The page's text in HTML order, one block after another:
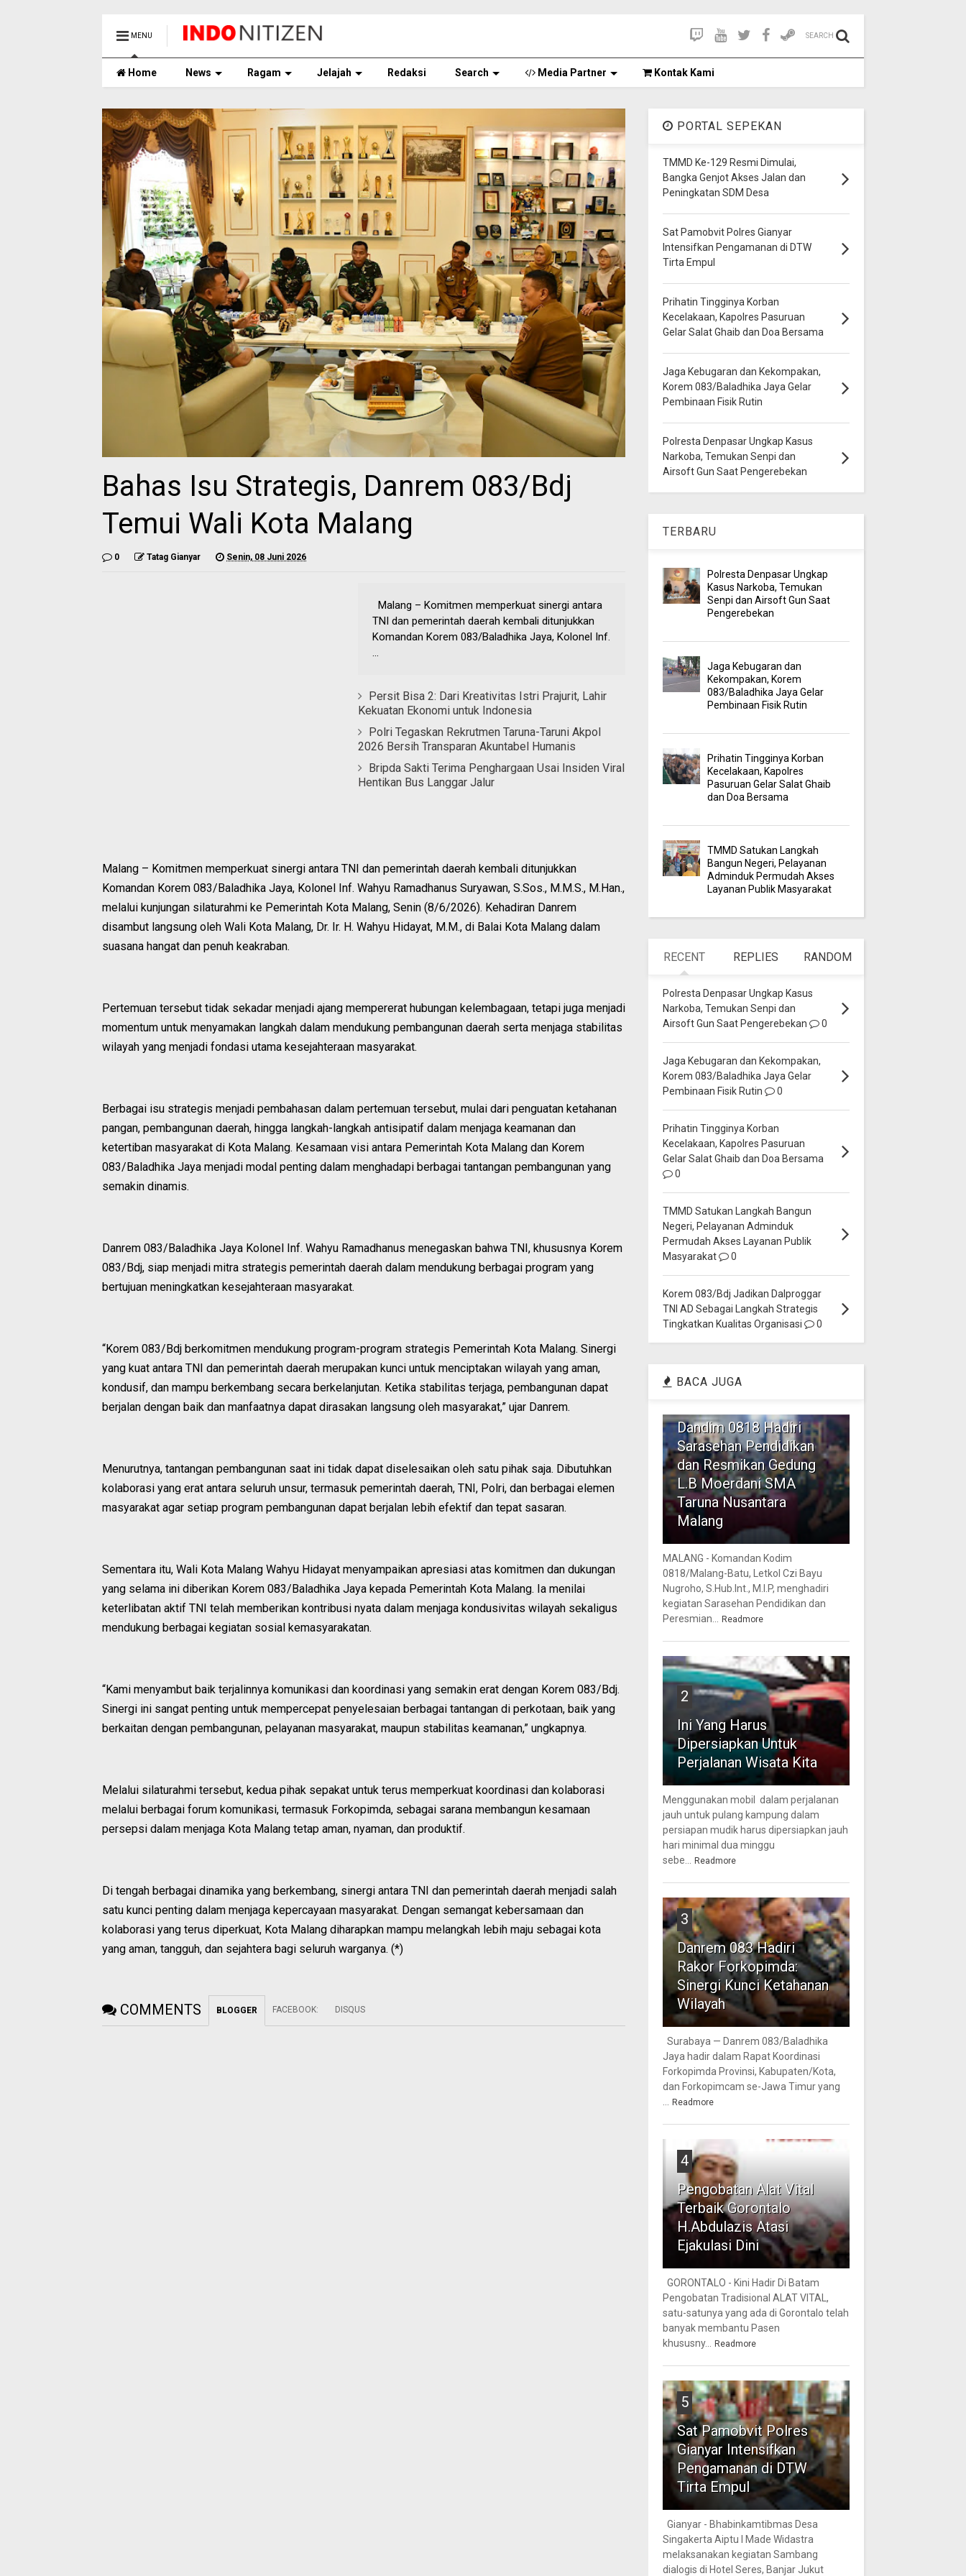
MENU SEARCH
Home News Ragam Jelajah Redaksi Search Media Partner Kontak Kami
Bahas Isu Strategis, Danrem 083/Bdj
Temui Wali Kota Malang
0 Tatag Gianyar Senin, 08 Juni 2026
Malang – Komitmen memperkuat sinergi antara
TNI dan pemerintah daerah kembali ditunjukkan
Komandan Korem 083/Baladhika Jaya, Kolonel Inf.
Persit Bisa 2: Dari Kreativitas Istri Prajurit, Lahir
Kekuatan Ekonomi untuk Indonesia
Polri Tegaskan Rekrutmen Taruna-Taruni Akpol
2026 Bersih Transparan Akuntabel Humanis
Bripda Sakti Terima Penghargaan Usai Insiden Viral
Hentikan Bus Langgar Jalur
Malang – Komitmen memperkuat sinergi antara TNI dan pemerintah daerah kembali ditunjukkan
Komandan Korem 083/Baladhika Jaya, Kolonel Inf. Wahyu Ramadhanus Suryawan, S.Sos., M.M.S., M.Han.,
melalui kunjungan silaturahmi ke Pemerintah Kota Malang, Senin (8/6/2026). Kehadiran Danrem
disambut langsung oleh Wali Kota Malang, Dr. Ir. H. Wahyu Hidayat, M.M., di Balai Kota Malang dalam
suasana hangat dan penuh keakraban.
Pertemuan tersebut tidak sekadar menjadi ajang mempererat hubungan kelembagaan, tetapi juga menjadi
momentum untuk menyamakan langkah dalam mendukung pembangunan daerah serta menjaga stabilitas
wilayah yang menjadi fondasi utama kesejahteraan masyarakat.
Berbagai isu strategis menjadi pembahasan dalam pertemuan tersebut, mulai dari penguatan ketahanan
pangan, pembangunan daerah, hingga langkah-langkah antisipatif dalam menjaga keamanan dan
ketertiban masyarakat di Kota Malang. Kesamaan visi antara Pemerintah Kota Malang dan Korem
083/Baladhika Jaya menjadi modal penting dalam menghadapi berbagai tantangan pembangunan yang
semakin dinamis.
Danrem 083/Baladhika Jaya Kolonel Inf. Wahyu Ramadhanus menegaskan bahwa TNI, khususnya Korem
083/Bdj, siap menjadi mitra strategis pemerintah daerah dalam mendukung berbagai program yang
bertujuan meningkatkan kesejahteraan masyarakat.
“Korem 083/Bdj berkomitmen mendukung program-program strategis Pemerintah Kota Malang. Sinergi
yang kuat antara TNI dan pemerintah daerah merupakan kunci untuk menciptakan wilayah yang aman,
kondusif, dan mampu berkembang secara berkelanjutan. Ketika stabilitas terjaga, pembangunan dapat
berjalan dengan baik dan manfaatnya dapat dirasakan langsung oleh masyarakat,” ujar Danrem.
Menurutnya, tantangan pembangunan saat ini tidak dapat diselesaikan oleh satu pihak saja. Dibutuhkan
kolaborasi yang erat antara seluruh unsur, termasuk pemerintah daerah, TNI, Polri, dan berbagai elemen
masyarakat agar setiap program pembangunan dapat berjalan lebih efektif dan tepat sasaran.
Sementara itu, Wali Kota Malang Wahyu Hidayat menyampaikan apresiasi atas komitmen dan dukungan
yang selama ini diberikan Korem 083/Baladhika Jaya kepada Pemerintah Kota Malang. Ia menilai
keterlibatan aktif TNI telah memberikan kontribusi nyata dalam menjaga kondusivitas wilayah sekaligus
mendukung berbagai kegiatan sosial kemasyarakatan.
“Kami menyambut baik terjalinnya komunikasi dan koordinasi yang semakin erat dengan Korem 083/Bdj.
Sinergi ini sangat penting untuk mempercepat penyelesaian berbagai tantangan di perkotaan, baik yang
berkaitan dengan pembangunan, pelayanan masyarakat, maupun stabilitas keamanan,” ungkapnya.
Melalui silaturahmi tersebut, kedua pihak sepakat untuk terus memperkuat koordinasi dan kolaborasi
melalui berbagai forum komunikasi, termasuk Forkopimda, sebagai sarana membangun kesamaan
persepsi dalam menjaga Kota Malang tetap aman, nyaman, dan produktif.
Di tengah berbagai dinamika yang berkembang, sinergi antara TNI dan pemerintah daerah menjadi salah
satu kunci penting dalam menjaga kepercayaan masyarakat. Dengan semangat kebersamaan dan
kolaborasi yang terus diperkuat, Kota Malang diharapkan mampu melangkah lebih maju sebagai kota
yang aman, tangguh, dan sejahtera bagi seluruh warganya. (*)
COMMENTS BLOGGER FACEBOOK: DISQUS
PORTAL SEPEKAN
TMMD Ke-129 Resmi Dimulai,
Bangka Genjot Akses Jalan dan
Peningkatan SDM Desa
Sat Pamobvit Polres Gianyar
Intensifkan Pengamanan di DTW
Tirta Empul
Prihatin Tingginya Korban
Kecelakaan, Kapolres Pasuruan
Gelar Salat Ghaib dan Doa Bersama
Jaga Kebugaran dan Kekompakan,
Korem 083/Baladhika Jaya Gelar
Pembinaan Fisik Rutin
Polresta Denpasar Ungkap Kasus
Narkoba, Temukan Senpi dan
Airsoft Gun Saat Pengerebekan
TERBARU
Polresta Denpasar Ungkap
Kasus Narkoba, Temukan
Senpi dan Airsoft Gun Saat
Pengerebekan
Jaga Kebugaran dan
Kekompakan, Korem
083/Baladhika Jaya Gelar
Pembinaan Fisik Rutin
Prihatin Tingginya Korban
Kecelakaan, Kapolres
Pasuruan Gelar Salat Ghaib
dan Doa Bersama
TMMD Satukan Langkah
Bangun Negeri, Pelayanan
Adminduk Permudah Akses
Layanan Publik Masyarakat
RECENT REPLIES RANDOM
Polresta Denpasar Ungkap Kasus
Narkoba, Temukan Senpi dan
Airsoft Gun Saat Pengerebekan
0
Jaga Kebugaran dan Kekompakan,
Korem 083/Baladhika Jaya Gelar
Pembinaan Fisik Rutin
0
Prihatin Tingginya Korban
Kecelakaan, Kapolres Pasuruan
Gelar Salat Ghaib dan Doa Bersama
0
TMMD Satukan Langkah Bangun
Negeri, Pelayanan Adminduk
Permudah Akses Layanan Publik
Masyarakat
0
Korem 083/Bdj Jadikan Dalproggar
TNI AD Sebagai Langkah Strategis
Tingkatkan Kualitas Organisasi
0
BACA JUGA
Dandim 0818 Hadiri
Sarasehan Pendidikan
dan Resmikan Gedung
L.B Moerdani SMA
Taruna Nusantara
Malang
MALANG - Komandan Kodim
0818/Malang-Batu, Letkol Czi Bayu
Nugroho, S.Hub.Int., M.I.P, menghadiri
kegiatan Sarasehan Pendidikan dan
Peresmian... Readmore
2
Ini Yang Harus
Dipersiapkan Untuk
Perjalanan Wisata Kita
Menggunakan mobil dalam perjalanan
jauh untuk pulang kampung dalam
persiapan mudik harus dipersiapkan jauh
hari minimal dua minggu
sebe... Readmore
3
Danrem 083 Hadiri
Rakor Forkopimda:
Sinergi Kunci Ketahanan
Wilayah
Surabaya — Danrem 083/Baladhika
Jaya hadir dalam Rapat Koordinasi
Forkopimda Provinsi, Kabupaten/Kota,
dan Forkopimcam se-Jawa Timur yang
... Readmore
4
Pengobatan Alat Vital
Terbaik Gorontalo
H.Abdulazis Atasi
Ejakulasi Dini
GORONTALO - Kini Hadir Di Batam
Pengobatan Tradisional ALAT VITAL,
satu-satunya yang ada di Gorontalo telah
banyak membantu Pasen
khususny... Readmore
5
Sat Pamobvit Polres
Gianyar Intensifkan
Pengamanan di DTW
Tirta Empul
Gianyar - Bhabinkamtibmas Desa
Singakerta Aiptu I Made Widastra
melaksanakan kegiatan Sambang
dialogis di Hotel Seres, Banjar Jukut